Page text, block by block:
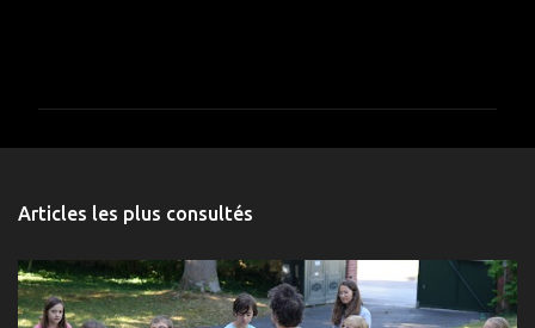
n
a
i
Articles les plus consultés